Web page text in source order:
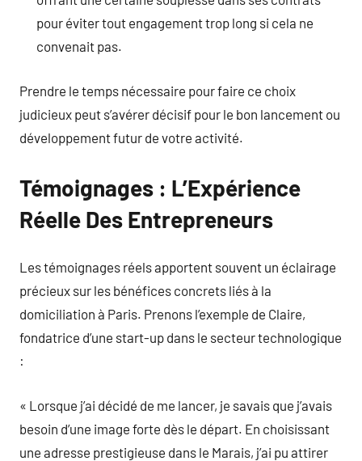
pour éviter tout engagement trop long si cela ne
convenait pas.
Prendre le temps nécessaire pour faire ce choix
judicieux peut s’avérer décisif pour le bon lancement ou
développement futur de votre activité.
Témoignages : L’Expérience
Réelle Des Entrepreneurs
Les témoignages réels apportent souvent un éclairage
précieux sur les bénéfices concrets liés à la
domiciliation à Paris. Prenons l’exemple de Claire,
fondatrice d’une start-up dans le secteur technologique
:
« Lorsque j’ai décidé de me lancer, je savais que j’avais
besoin d’une image forte dès le départ. En choisissant
une adresse prestigieuse dans le Marais, j’ai pu attirer